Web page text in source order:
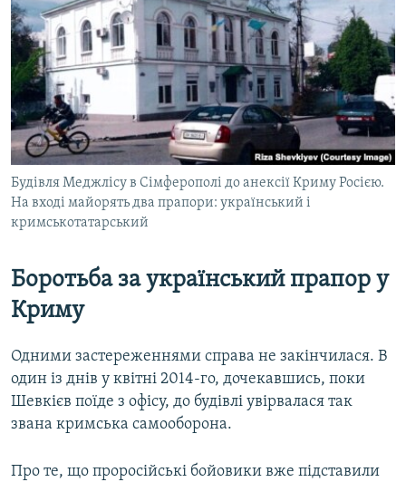
Будівля Меджлісу в Сімферополі до анексії Криму Росією.
На вході майорять два прапори: український і
кримськотатарський
Боротьба за український прапор у
Криму
Одними застереженнями справа не закінчилася. В
один із днів у квітні 2014-го, дочекавшись, поки
Шевкієв поїде з офісу, до будівлі увірвалася так
звана кримська самооборона.
Про те, що проросійські бойовики вже підставили